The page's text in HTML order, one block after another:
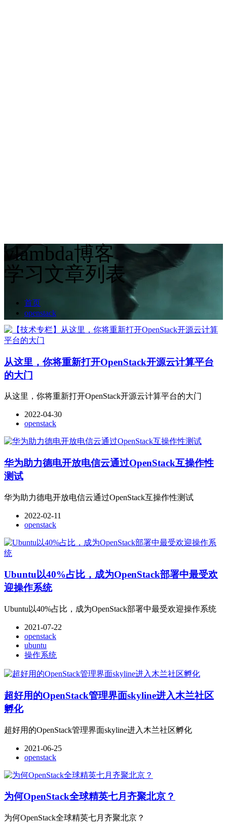
vlambda博客
学习文章列表
首页
openstack
从这里，你将重新打开OpenStack开源云计算平台
的大门
从这里，你将重新打开OpenStack开源云计算平台的大门
2022-04-30
openstack
华为助力德电开放电信云通过OpenStack互操作性
测试
华为助力德电开放电信云通过OpenStack互操作性测试
2022-02-11
openstack
Ubuntu以40%占比，成为OpenStack部署中最受欢
迎操作系统
Ubuntu以40%占比，成为OpenStack部署中最受欢迎操作系统
2021-07-22
openstack
ubuntu
操作系统
超好用的OpenStack管理界面skyline进入木兰社区
孵化
超好用的OpenStack管理界面skyline进入木兰社区孵化
2021-06-25
openstack
为何OpenStack全球精英七月齐聚北京？
为何OpenStack全球精英七月齐聚北京？